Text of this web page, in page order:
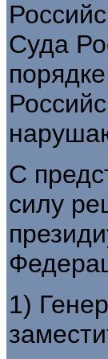
Суда
С
силу
1)